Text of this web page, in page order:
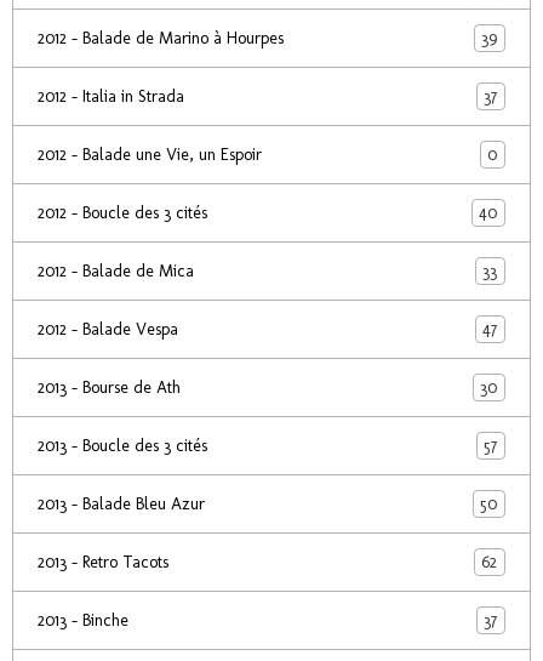
2012 - Balade de Marino à Hourpes 39
2012 - Italia in Strada 37
2012 - Balade une Vie, un Espoir 0
2012 - Boucle des 3 cités 40
2012 - Balade de Mica 33
2012 - Balade Vespa 47
2013 - Bourse de Ath 30
2013 - Boucle des 3 cités 57
2013 - Balade Bleu Azur 50
2013 - Retro Tacots 62
2013 - Binche 37